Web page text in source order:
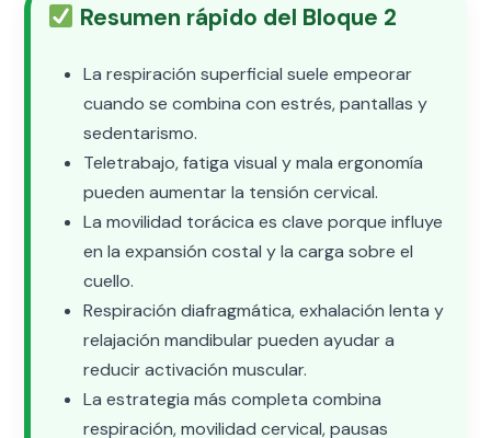
Resumen rápido del Bloque 2
La respiración superficial suele empeorar
cuando se combina con estrés, pantallas y
sedentarismo.
Teletrabajo, fatiga visual y mala ergonomía
pueden aumentar la tensión cervical.
La movilidad torácica es clave porque influye
en la expansión costal y la carga sobre el
cuello.
Respiración diafragmática, exhalación lenta y
relajación mandibular pueden ayudar a
reducir activación muscular.
La estrategia más completa combina
respiración, movilidad cervical, pausas